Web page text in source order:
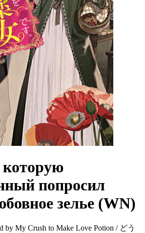
попросил
зелье (WN)
by My Crush to Make Love Potion / どう